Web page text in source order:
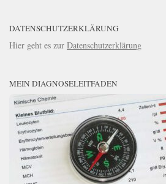
DATENSCHUTZERKLÄRUNG
Hier geht es zur Datenschutzerklärung
MEIN DIAGNOSELEITFADEN